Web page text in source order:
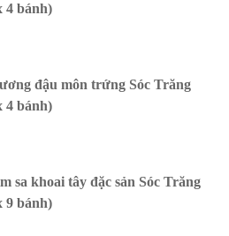
4 bánh)
đậu môn trứng Sóc Trăng
4 bánh)
sa khoai tây đặc sản Sóc Trăng
9 bánh)